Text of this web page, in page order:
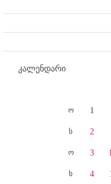
კალენდარი
ო
ს
ო
ხ
1
2
3
4